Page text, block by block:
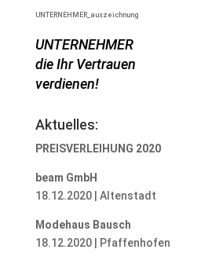
UNTERNEHMER_auszeichnung
UNTERNEHMER
die Ihr Vertrauen
verdienen!
Aktuelles:
PREISVERLEIHUNG 2020
beam GmbH
18.12.2020 | Altenstadt
Modehaus Bausch
18.12.2020 | Pfaffenhofen